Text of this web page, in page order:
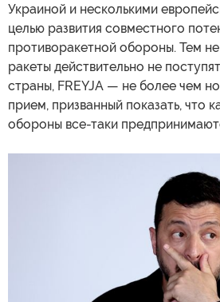
Украиной и несколькими
целью развития совместного
противоракетной обороны. Тем
ракеты действительно не
страны, FREYJA — не более чем
прием, призванный показать, что
обороны все-таки